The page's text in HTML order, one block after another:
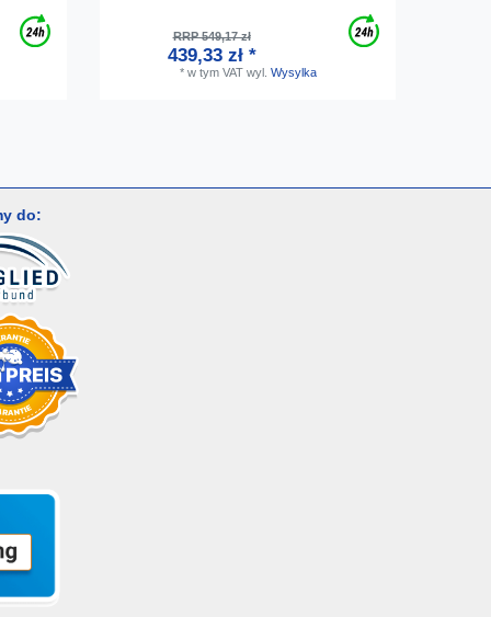
RRP 549,17 zł
439,33 zł *
* w tym VATwyl. Wysylka
do: